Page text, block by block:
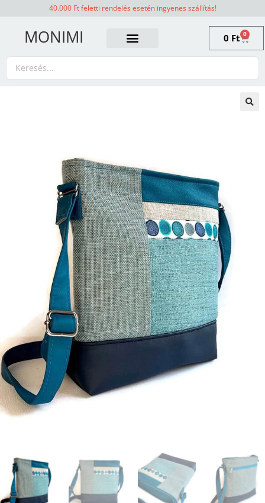
40.000 Ft feletti rendelés esetén ingyenes szállítás!
MONIMI 0 Ft 0